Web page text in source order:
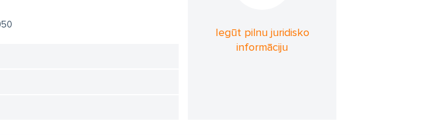
Iegūt pilnu juridisko
informāciju